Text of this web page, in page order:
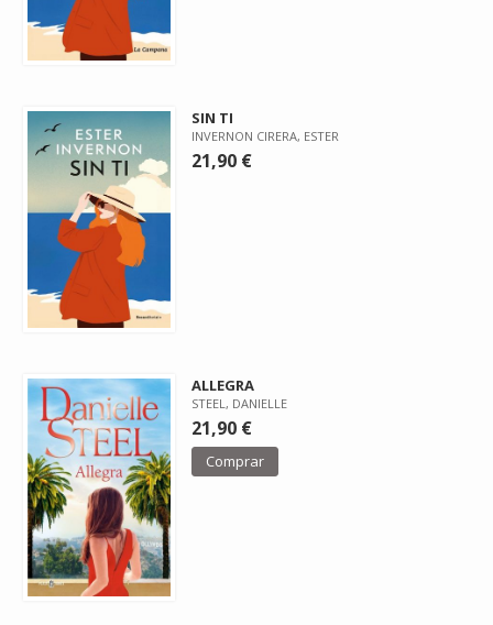
SIN TI
INVERNON CIRERA, ESTER
21,90 €
ALLEGRA
STEEL, DANIELLE
21,90 €
Comprar